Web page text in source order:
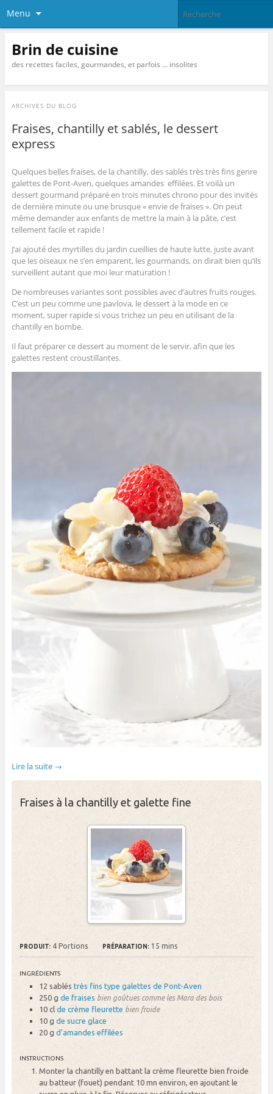
Menu
Brin de cuisine
des recettes faciles, gourmandes, et parfois … insolites
ARCHIVES DU BLOG
Fraises, chantilly et sablés, le dessert
express
Quelques belles fraises, de la chantilly, des sablés très très fins genre
galettes de Pont-Aven, quelques amandes effilées. Et voilà un
dessert gourmand préparé en trois minutes chrono pour des invités
de dernière minute ou une brusque « envie de fraises ». On peut
même demander aux enfants de mettre la main à la pâte, c’est
tellement facile et rapide !
J’ai ajouté des myrtilles du jardin cueillies de haute lutte, juste avant
que les oiseaux ne s’en emparent, les gourmands, on dirait bien qu’ils
surveillent autant que moi leur maturation !
De nombreuses variantes sont possibles avec d’autres fruits rouges.
C’est un peu comme une pavlova, le dessert à la mode en ce
moment, super rapide si vous trichez un peu en utilisant de la
chantilly en bombe.
Il faut préparer ce dessert au moment de le servir, afin que les
galettes restent croustillantes.
Lire la suite →
Fraises à la chantilly et galette fine
PRODUIT: 4 Portions PRÉPARATION: 15 mins
INGRÉDIENTS
12 sablés très fins type galettes de Pont-Aven
250 g de fraises bien goûtues comme les Mara des bois
10 cl de crème fleurette bien froide
10 g de sucre glace
20 g d'amandes effilées
INSTRUCTIONS
Monter la chantilly en battant la crème fleurette bien froide
au batteur (fouet) pendant 10 mn environ, en ajoutant le